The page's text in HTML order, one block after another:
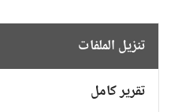
تنزيل الملفات
تقرير كامل